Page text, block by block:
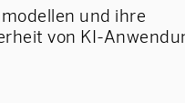
und ihre
von KI-